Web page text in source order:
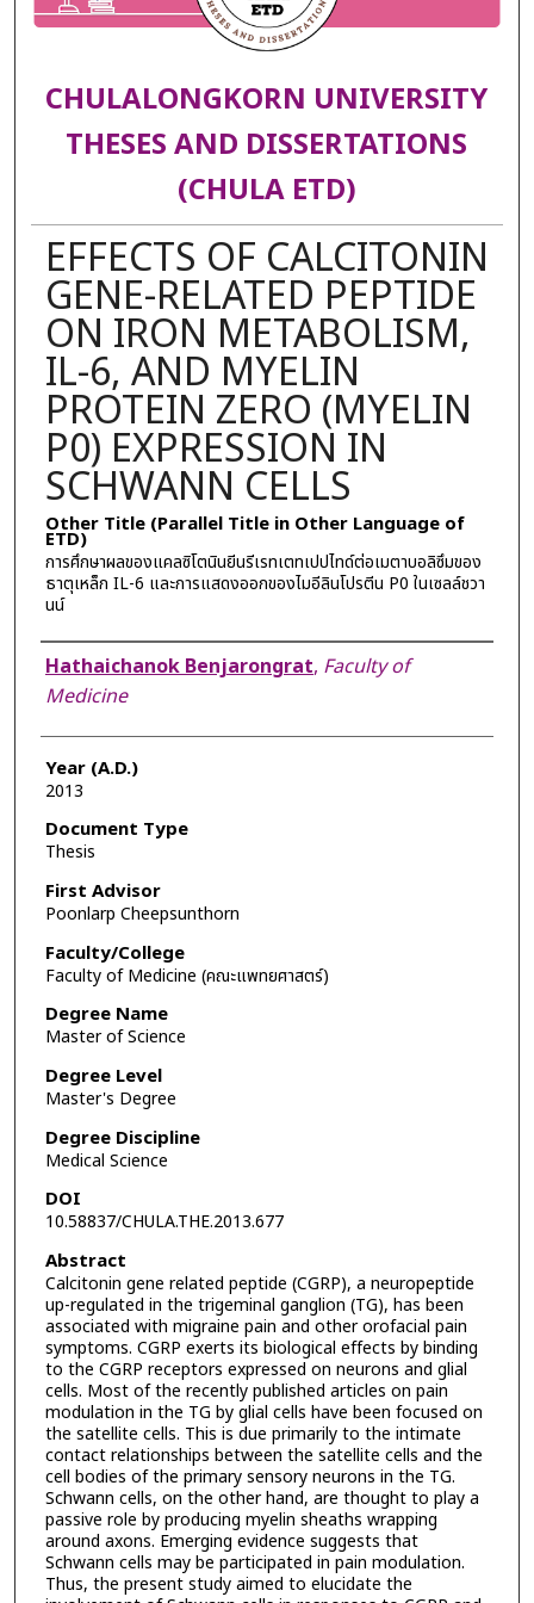
CHULALONGKORN UNIVERSITY
THESES AND DISSERTATIONS
(CHULA ETD)
EFFECTS OF CALCITONIN
GENE-RELATED PEPTIDE
ON IRON METABOLISM,
IL-6, AND MYELIN
PROTEIN ZERO (MYELIN
P0) EXPRESSION IN
SCHWANN CELLS
Other Title (Parallel Title in Other Language of
ETD)
การศึกษาผลของแคลซิโตนินยีนรีเรทเตทเปปไทด์ต่อเมตาบอลิซึมของ
ธาตุเหล็ก IL-6 และการแสดงออกของไมอีลินโปรตีน P0 ในเซลล์ชวา
นน์
Author
Hathaichanok Benjarongrat, Faculty of
Medicine
Year (A.D.)
2013
Document Type
Thesis
First Advisor
Poonlarp Cheepsunthorn
Faculty/College
Faculty of Medicine (คณะแพทยศาสตร์)
Degree Name
Master of Science
Degree Level
Master's Degree
Degree Discipline
Medical Science
DOI
10.58837/CHULA.THE.2013.677
Abstract
Calcitonin gene related peptide (CGRP), a neuropeptide
up-regulated in the trigeminal ganglion (TG), has been
associated with migraine pain and other orofacial pain
symptoms. CGRP exerts its biological effects by binding
to the CGRP receptors expressed on neurons and glial
cells. Most of the recently published articles on pain
modulation in the TG by glial cells have been focused on
the satellite cells. This is due primarily to the intimate
contact relationships between the satellite cells and the
cell bodies of the primary sensory neurons in the TG.
Schwann cells, on the other hand, are thought to play a
passive role by producing myelin sheaths wrapping
around axons. Emerging evidence suggests that
Schwann cells may be participated in pain modulation.
Thus, the present study aimed to elucidate the